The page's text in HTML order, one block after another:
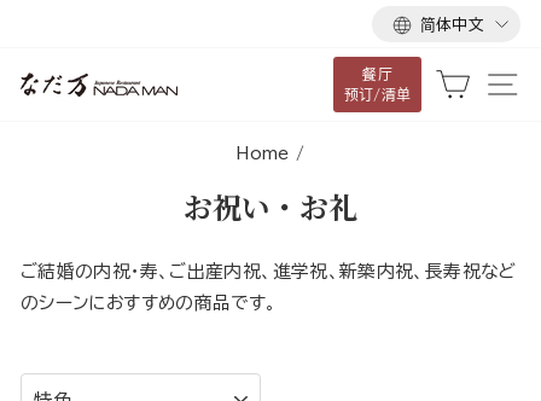
语
言
简体中文
餐厅
预订/清单
大车
Home /
お祝い・お礼
ご結婚の内祝・寿、ご出産内祝、進学祝、新築内祝、長寿祝など
のシーンにおすすめの商品です。